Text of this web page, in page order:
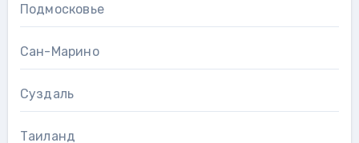
Подмосковье
Сан-Марино
Суздаль
Таиланд